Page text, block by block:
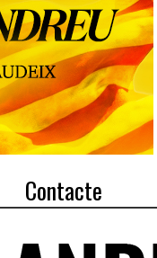
Contacte